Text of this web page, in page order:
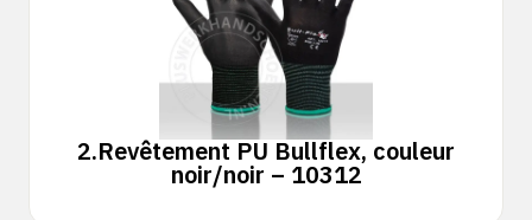
2.Revêtement PU Bullflex, couleur
noir/noir – 10312